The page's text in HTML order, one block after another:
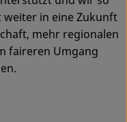
in eine Zukunft
mehr regionalen
faireren Umgang